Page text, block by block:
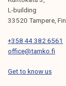
L-building
33520 Tampere,
+358 44 382 6561
office@tamko.fi
Get to know us